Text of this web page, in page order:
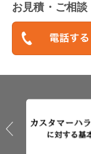
お見積・ご相